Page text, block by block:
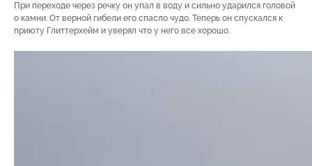
При переходе через речку он упал в воду и сильно ударился головой
о камни. От верной гибели его спасло чудо. Теперь он спускался к
приюту Глиттерхейм и уверял что у него все хорошо.